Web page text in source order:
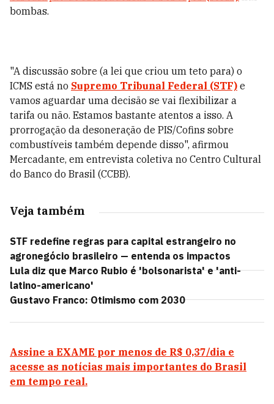
bombas.
"A discussão sobre (a lei que criou um teto para) o
ICMS está no Supremo Tribunal Federal (STF) e
vamos aguardar uma decisão se vai flexibilizar a
tarifa ou não. Estamos bastante atentos a isso. A
prorrogação da desoneração de PIS/Cofins sobre
combustíveis também depende disso", afirmou
Mercadante, em entrevista coletiva no Centro Cultural
do Banco do Brasil (CCBB).
Veja também
STF redefine regras para capital estrangeiro no
agronegócio brasileiro — entenda os impactos
Lula diz que Marco Rubio é 'bolsonarista' e 'anti-
latino-americano'
Gustavo Franco: Otimismo com 2030
Assine a EXAME por menos de R$ 0,37/dia e
acesse as notícias mais importantes do Brasil
em tempo real.